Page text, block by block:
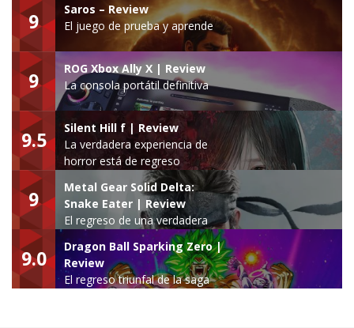
9
Saros – Review
El juego de prueba y aprende
9
ROG Xbox Ally X | Review
La consola portátil definitiva
9.5
Silent Hill f | Review
La verdadera experiencia de
horror está de regreso
9
Metal Gear Solid Delta:
Snake Eater | Review
El regreso de una verdadera
leyenda
9.0
Dragon Ball Sparking Zero |
Review
El regreso triunfal de la saga